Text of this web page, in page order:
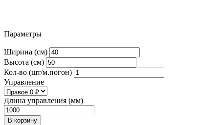
Параметры
Ширина (см)
Высота (см)
Кол-во (шт/м.погон)
Управление
Длина управления (мм)
В корзину